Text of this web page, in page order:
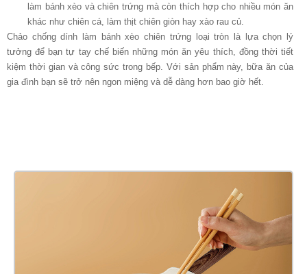
làm bánh xèo và chiên trứng mà còn thích hợp cho nhiều món ăn
khác như chiên cá, làm thịt chiên giòn hay xào rau củ.
Chảo chống dính làm bánh xèo chiên trứng loại tròn là lựa chọn lý
tưởng để bạn tự tay chế biến những món ăn yêu thích, đồng thời tiết
kiệm thời gian và công sức trong bếp. Với sản phẩm này, bữa ăn của
gia đình bạn sẽ trở nên ngon miệng và dễ dàng hơn bao giờ hết.